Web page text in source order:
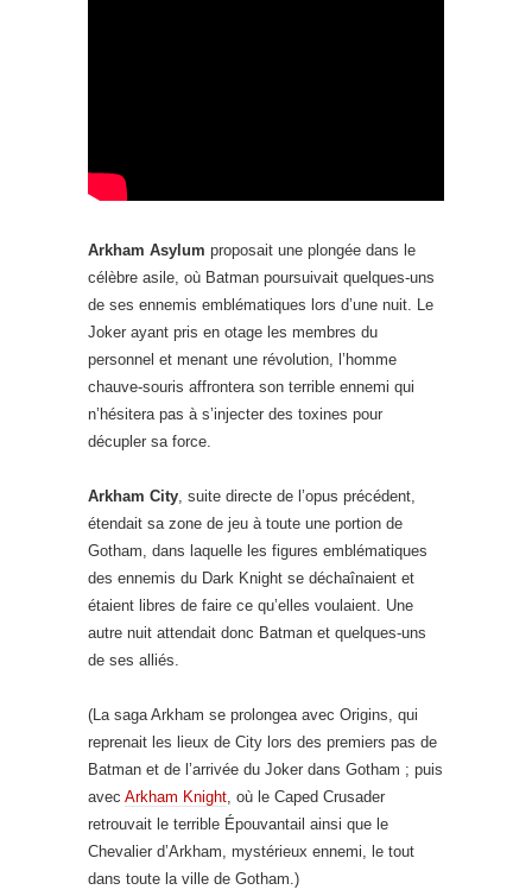
Arkham Asylum proposait une plongée dans le
célèbre asile, où Batman poursuivait quelques-uns
de ses ennemis emblématiques lors d’une nuit. Le
Joker ayant pris en otage les membres du
personnel et menant une révolution, l’homme
chauve-souris affrontera son terrible ennemi qui
n’hésitera pas à s’injecter des toxines pour
décupler sa force.
Arkham City , suite directe de l’opus précédent,
étendait sa zone de jeu à toute une portion de
Gotham, dans laquelle les figures emblématiques
des ennemis du Dark Knight se déchaînaient et
étaient libres de faire ce qu’elles voulaient. Une
autre nuit attendait donc Batman et quelques-uns
de ses alliés.
(La saga Arkham se prolongea avec Origins, qui
reprenait les lieux de City lors des premiers pas de
Batman et de l’arrivée du Joker dans Gotham ; puis
avec Arkham Knight , où le Caped Crusader
retrouvait le terrible Épouvantail ainsi que le
Chevalier d’Arkham, mystérieux ennemi, le tout
dans toute la ville de Gotham.)